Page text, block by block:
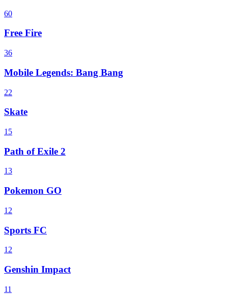
60
Free Fire
36
Mobile Legends: Bang Bang
22
Skate
15
Path of Exile 2
13
Pokemon GO
12
Sports FC
12
Genshin Impact
11